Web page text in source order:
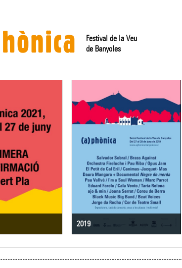
Festival de la Veu
de Banyoles
2019